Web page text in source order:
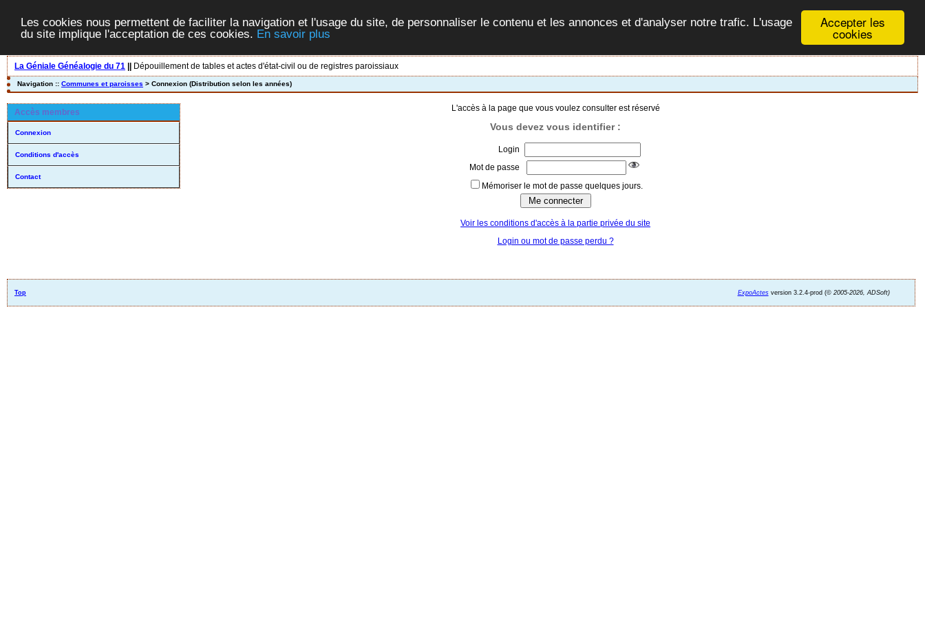
Accepter les
cookies
Les cookies nous permettent de faciliter la navigation et l'usage du site, de personnaliser le contenu et les annonces et d'analyser notre trafic. L'usage
du site implique l'acceptation de ces cookies. En savoir plus
La Géniale Généalogie du 71 Dépouillement de tables et actes d'état-civil ou de registres paroissiaux
Navigation :: Communes et paroisses > Connexion (Distribution selon les années)
Accès membres
Connexion
Conditions d'accès
Contact
L'accès à la page que vous voulez consulter est réservé
Vous devez vous identifier :
Login
Mot de passe
Mémoriser le mot de passe quelques jours.
Voir les conditions d'accès à la partie privée du site
Login ou mot de passe perdu ?
Top ExpoActesversion 3.2.4-prod (©2005-2026, ADSoft)